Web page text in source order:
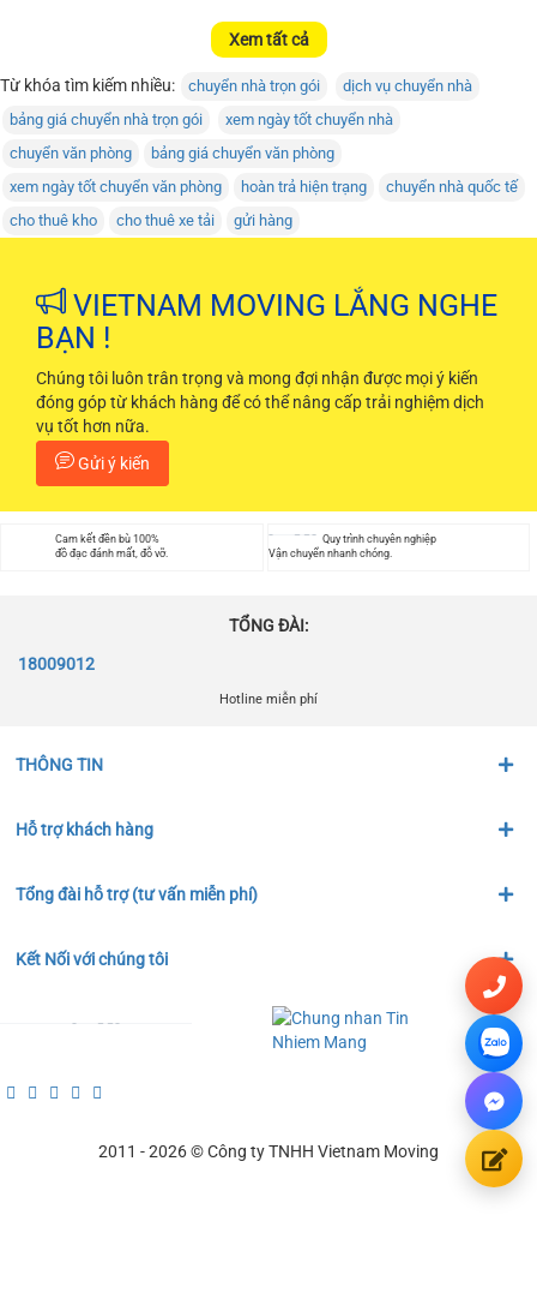
Xem tất cả
Từ khóa tìm kiếm nhiều: chuyển nhà trọn gói
dịch vụ chuyển nhà
bảng giá chuyển nhà trọn gói
xem ngày tốt chuyển nhà
chuyển văn phòng
bảng giá chuyển văn phòng
xem ngày tốt chuyển văn phòng
hoàn trả hiện trạng
chuyển nhà quốc tế
cho thuê kho
cho thuê xe tải gửi hàng
VIETNAM MOVING LẮNG NGHE
BẠN !
Chúng tôi luôn trân trọng và mong đợi nhận được mọi ý kiến
đóng góp từ khách hàng để có thể nâng cấp trải nghiệm dịch
vụ tốt hơn nữa.
Gửi ý kiến
Cam kết đền bù 100%
đồ đạc đánh mất, đỗ vỡ.
Quy trình chuyên nghiệp
Vận chuyển nhanh chóng.
TỔNG ĐÀI:
18009012
Hotline miễn phí
THÔNG TIN
Hỗ trợ khách hàng
Tổng đài hỗ trợ (tư vấn miễn phí)
Kết Nối với chúng tôi
2011 - 2026 © Công ty TNHH Vietnam Moving